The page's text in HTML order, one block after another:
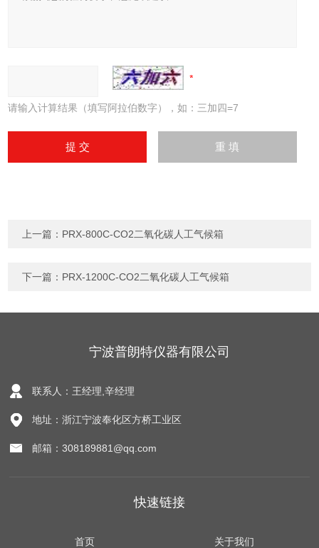
请输入计算结果（填写阿拉伯数字），如：三加四=7
上一篇： PRX-800C-CO2二氧化碳人工气候箱
下一篇： PRX-1200C-CO2二氧化碳人工气候箱
宁波普朗特仪器有限公司
联系人：王经理,辛经理
地址：浙江宁波奉化区方桥工业区
邮箱：308189881@qq.com
快速链接
首页 关于我们